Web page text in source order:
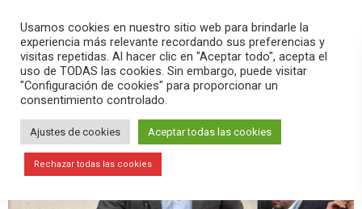
search menu pause PLAY
Usamos cookies en nuestro sitio web para brindarle la
experiencia más relevante recordando sus preferencias y
visitas repetidas. Al hacer clic en "Aceptar todo", acepta el
uso de TODAS las cookies. Sin embargo, puede visitar
"Configuración de cookies" para proporcionar un
consentimiento controlado.
Ajustes de cookies Aceptar todas las cookies
Rechazar todas las cookies